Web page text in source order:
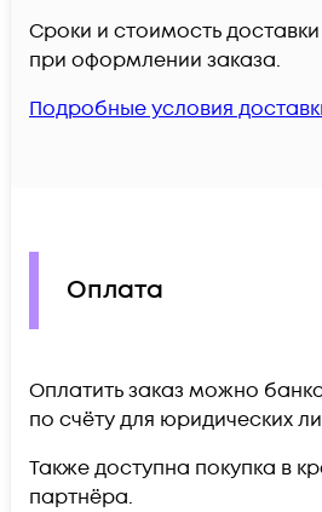
Сроки и стоимость
при оформлении заказа.
Подробные условия
Оплата
Оплатить заказ можно
по счёту для юридических
Также доступна покупка в
партнёра.